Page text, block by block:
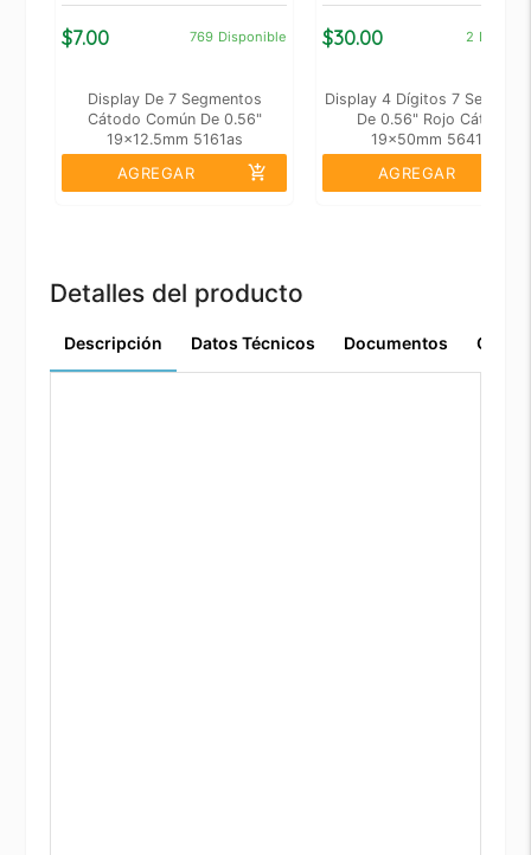
$7.00 769 Disponible
Display De 7 Segmentos
Cátodo Común De 0.56"
19x12.5mm 5161as
AGREGAR add_shopping_cart
$30.00 2
Display 4 Dígitos 7
De 0.56" Rojo Cátodo
19x50mm 5641as
AGREGAR
Detalles del producto
Descripción Datos Técnicos Documentos